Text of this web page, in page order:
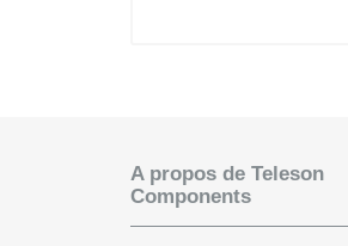
A propos de Teleson
Components